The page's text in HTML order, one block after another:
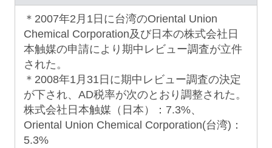
＊2007年2月1日に台湾のOriental Union
Chemical Corporation及び日本の株式会社日
本触媒の申請により期中レビュー調査が立件
された。
＊2008年1月31日に期中レビュー調査の決定
が下され、AD税率が次のとおり調整された。
株式会社日本触媒（日本）：7.3%、
Oriental Union Chemical Corporation(台湾)：
5.3%